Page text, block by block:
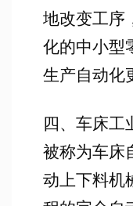
地改变工序
化的中小型
生产自动化
四、车床工
被称为车床
动上下料机